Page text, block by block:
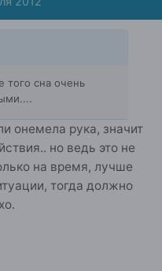
того сна очень
онемела рука, значит
но ведь это не
на время, лучше
тогда должно